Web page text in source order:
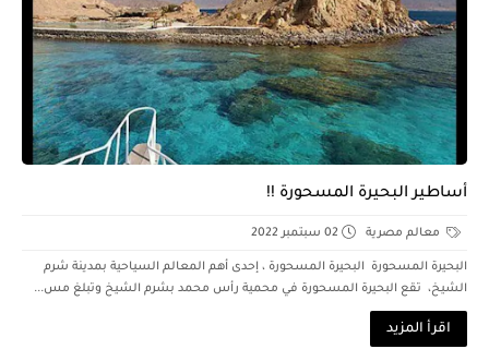
أساطير البحيرة المسحورة !!
معالم مصرية 02 سبتمبر 2022
البحيرة المسحورة البحيرة المسحورة ، إحدى أهم المعالم السياحية بمدينة شرم
الشيخ، تقع البحيرة المسحورة في محمية رأس محمد بشرم الشيخ وتبلغ مس...
اقرأ المزيد